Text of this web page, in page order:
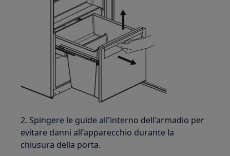
2. Spingere le guide all'interno dell'armadio per
evitare danni all'apparecchio durante la
chiusura della porta.